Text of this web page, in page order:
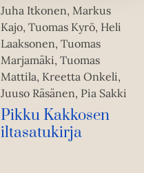
Juha Itkonen, Markus
Kajo, Tuomas Kyrö, Heli
Laaksonen, Tuomas
Marjamäki, Tuomas
Mattila, Kreetta Onkeli,
Juuso Räsänen, Pia Sakki
Pikku Kakkosen
iltasatukirja